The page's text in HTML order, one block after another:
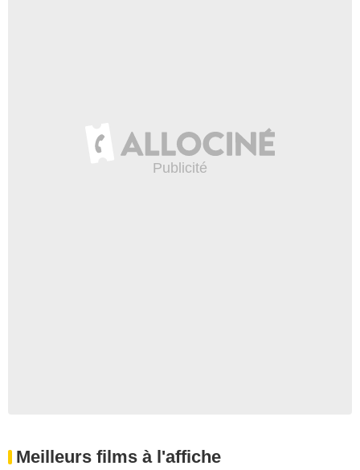
Meilleurs films à l'affiche